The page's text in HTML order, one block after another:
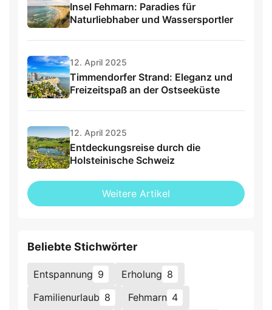
Insel Fehmarn: Paradies für
Naturliebhaber und Wassersportler
12. April 2025
Timmendorfer Strand: Eleganz und
Freizeitspaß an der Ostseeküste
12. April 2025
Entdeckungsreise durch die
Holsteinische Schweiz
Weitere Artikel
Beliebte Stichwörter
Entspannung 9 Erholung 8
Familienurlaub 8 Fehmarn 4